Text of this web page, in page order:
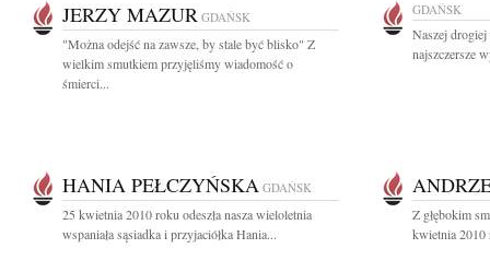
JERZY MAZUR GDAŃSK
"Można odejść na zawsze, by stale być blisko" Z
wielkim smutkiem przyjęliśmy wiadomość o
śmierci...
GDAŃSK
Naszej drogiej
najszczersze
HANIA PEŁCZYŃSKA GDAŃSK
25 kwietnia 2010 roku odeszła nasza wieloletnia
wspaniała sąsiadka i przyjaciółka Hania...
Z głębokim
kwietnia 2010